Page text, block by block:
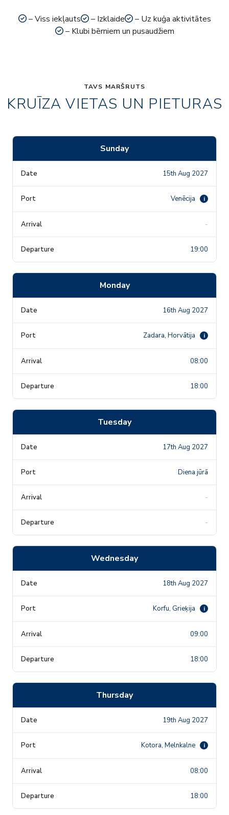
– Viss iekļauts – Izklaide
– Uz kuģa aktivitātes
– Klubi bērniem un pusaudžiem
TAVS MARŠRUTS
KRUĪZA VIETAS UN PIETURAS
Sunday
15th Aug 2027
Venēcija i
-
19:00
Monday
16th Aug 2027
Zadara, Horvātija i
08:00
18:00
Tuesday
17th Aug 2027
Diena jūrā
-
-
Wednesday
18th Aug 2027
Korfu, Grieķija i
09:00
18:00
Thursday
19th Aug 2027
Kotora, Melnkalne i
08:00
18:00